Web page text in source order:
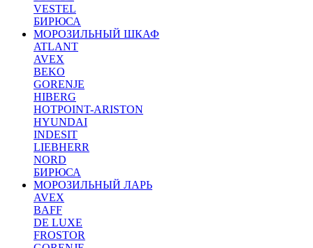
VESTEL
БИРЮСА
МОРОЗИЛЬНЫЙ ШКАФ
ATLANT
AVEX
BEKO
GORENJE
HIBERG
HOTPOINT-ARISTON
HYUNDAI
INDESIT
LIEBHERR
NORD
БИРЮСА
МОРОЗИЛЬНЫЙ ЛАРЬ
AVEX
BAFF
DE LUXE
FROSTOR